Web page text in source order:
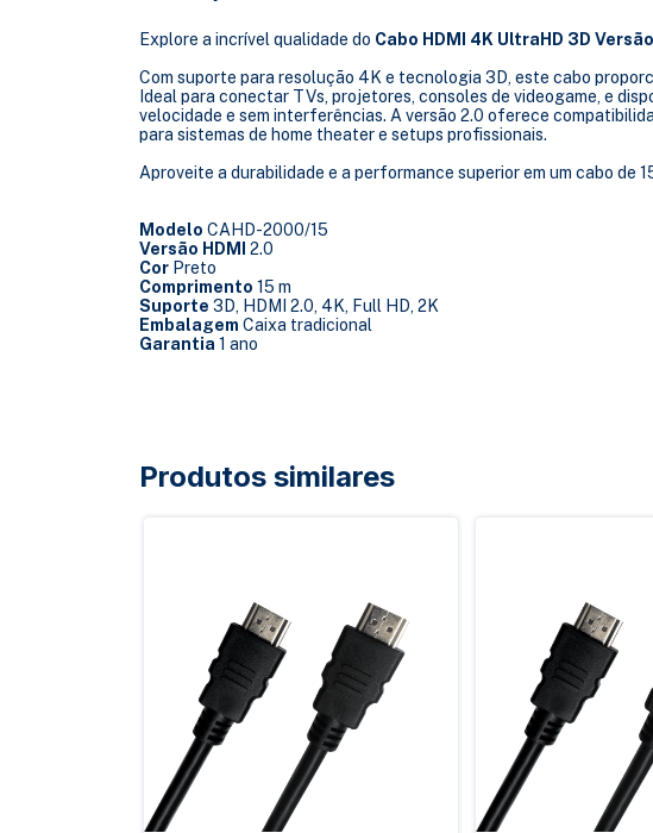
Explore a incrível qualidade do Cabo HDMI 4K UltraHD 3D
Com suporte para resolução 4K e tecnologia 3D, este cabo
Ideal para conectar TVs, projetores, consoles de videogame, e
velocidade e sem interferências. A versão 2.0 oferece
para sistemas de home theater e setups profissionais.
Aproveite a durabilidade e a performance superior em um cabo
Modelo CAHD-2000/15
Versão HDMI 2.0
Cor Preto
Comprimento 15 m
Suporte 3D, HDMI 2.0, 4K, Full HD, 2K
Embalagem Caixa tradicional
Garantia 1 ano
Produtos similares